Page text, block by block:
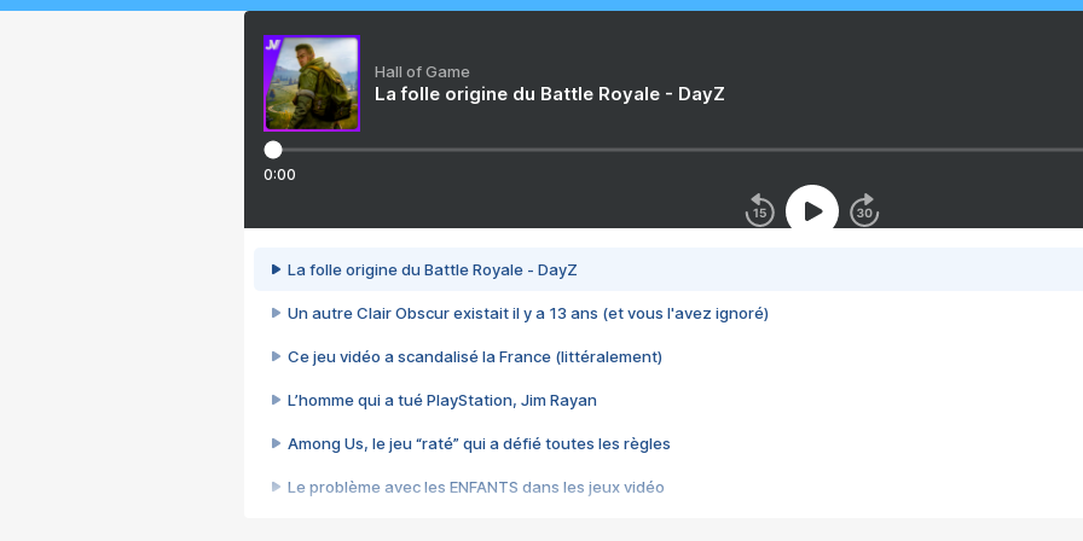
Hall of Game
La folle origine du Battle Royale - DayZ
0:00
La folle origine du Battle Royale - DayZ
Un autre Clair Obscur existait il y a 13 ans (et vous l'avez ignoré)
Ce jeu vidéo a scandalisé la France (littéralement)
L’homme qui a tué PlayStation, Jim Rayan
Among Us, le jeu “raté” qui a défié toutes les règles
Le problème avec les ENFANTS dans les jeux vidéo